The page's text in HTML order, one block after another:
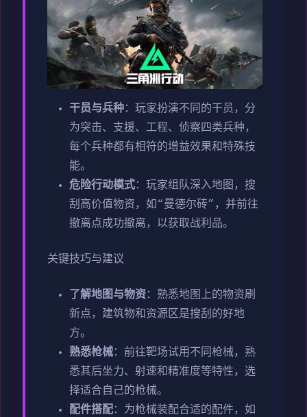
干员与兵种：玩家扮演不同的干员，分
为突击、支援、工程、侦察四类兵种，
每个兵种都有相符的增益效果和特殊技
能。
危险行动模式：玩家组队深入地图，搜
刮高价值物资，如“曼德尔砖”，并前往
撤离点成功撤离，以获取战利品。
关键技巧与建议
了解地图与物资：熟悉地图上的物资刷
新点，建筑物和资源区是搜刮的好地
方。
熟悉枪械：前往靶场试用不同枪械，熟
悉其后坐力、射速和精准度等特性，选
择适合自己的枪械。
配件搭配：为枪械装配合适的配件，如